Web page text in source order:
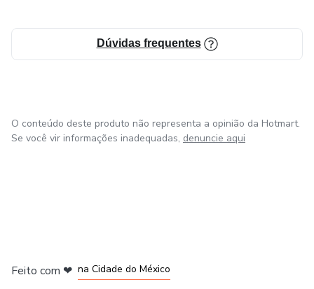
aplicada.
O intuito aqui é repassar meu conhecimento e experiência
Dúvidas frequentes
O conteúdo deste produto não representa a opinião da Hotmart.
Se você vir informações inadequadas, denuncie aqui
Feito com ❤ na Cidade do México